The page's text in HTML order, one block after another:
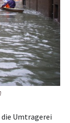
Umtragerei